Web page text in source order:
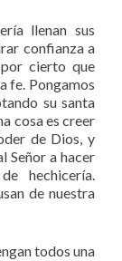
llenan sus
confianza a
por cierto que
fe. Pongamos
su santa
cosa es creer
de Dios, y
Señor a hacer
hechicería.
de nuestra
todos una